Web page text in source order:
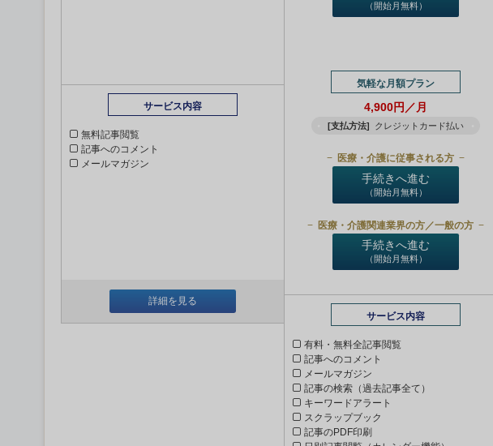
サービス内容
無料記事閲覧
記事へのコメント
メールマガジン
詳細を見る
（開始月無料）
気軽な月額プラン
4,900円／月
[支払方法] クレジットカード払い
医療・介護に従事される方
手続きへ進む
（開始月無料）
医療・介護関連業界の方／一般の方
手続きへ進む
（開始月無料）
サービス内容
有料・無料全記事閲覧
記事へのコメント
メールマガジン
記事の検索（過去記事全て）
キーワードアラート
スクラップブック
記事のPDF印刷